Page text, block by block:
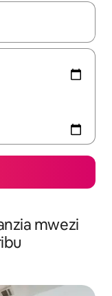
kutumia vitufe vya
mwezi